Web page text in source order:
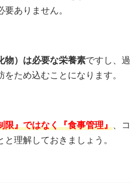
ありません。
物）は必要な栄養素ですし、過
ため込むことになります。
限』ではなく『食事管理』、コ
理解しておきましょう。